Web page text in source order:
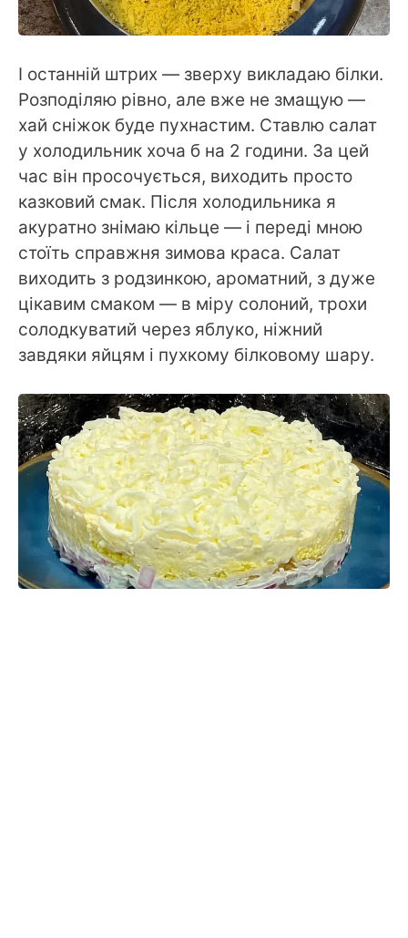
І останній штрих — зверху викладаю білки.
Розподіляю рівно, але вже не змащую —
хай сніжок буде пухнастим. Ставлю салат
у холодильник хоча б на 2 години. За цей
час він просочується, виходить просто
казковий смак. Після холодильника я
акуратно знімаю кільце — і переді мною
стоїть справжня зимова краса. Салат
виходить з родзинкою, ароматний, з дуже
цікавим смаком — в міру солоний, трохи
солодкуватий через яблуко, ніжний
завдяки яйцям і пухкому білковому шару.